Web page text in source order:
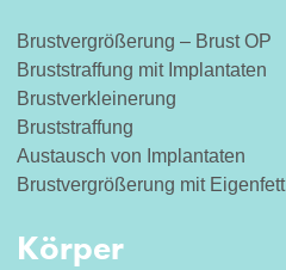
Brustvergrößerung – Brust OP
Bruststraffung mit Implantaten
Brustverkleinerung
Bruststraffung
Austausch von Implantaten
Brustvergrößerung mit Eigenfett
Körper